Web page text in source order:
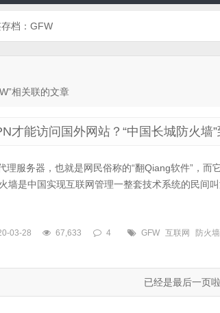
档：GFW
相关联的文章
才能访问国外网站？“中国长城防火墙”
理服务器，也就是网民俗称的“翻Qiang软件”，而
墙是中国实现互联网管理一整套技术系统的民间叫
03-28 67,633 4 GFW 互联网 防火墙
已经是最后一页啦